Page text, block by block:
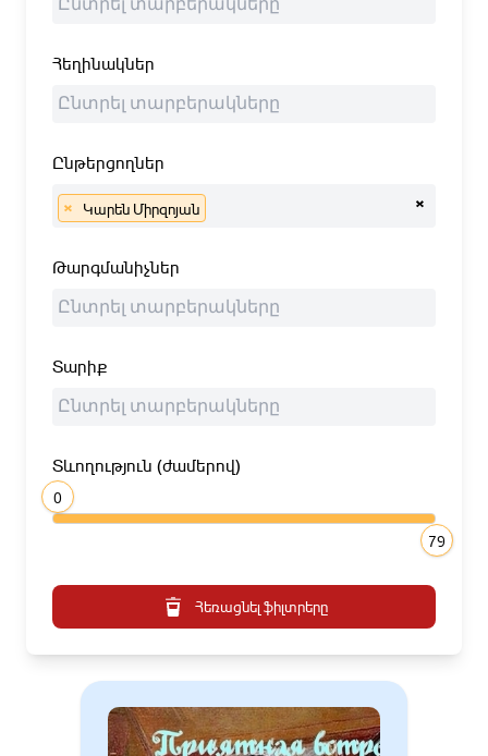
Հեղինակներ
Ընթերցողներ
×
× Կարեն Միրզոյան
Թարգմանիչներ
Տարիք
Տևողություն (ժամերով)
0
79
Հեռացնել ֆիլտրերը